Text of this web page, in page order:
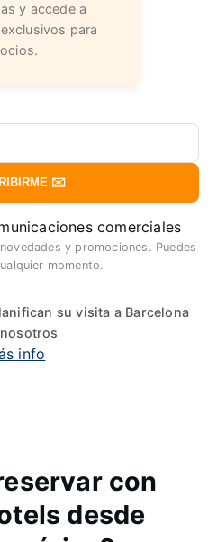
y accede a
para
✉️
comerciales
y promociones. Puedes
momento.
su visita a Barcelona
info
con
desde